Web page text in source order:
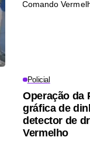
Policial
Operação da
gráfica de
detector de
Vermelho